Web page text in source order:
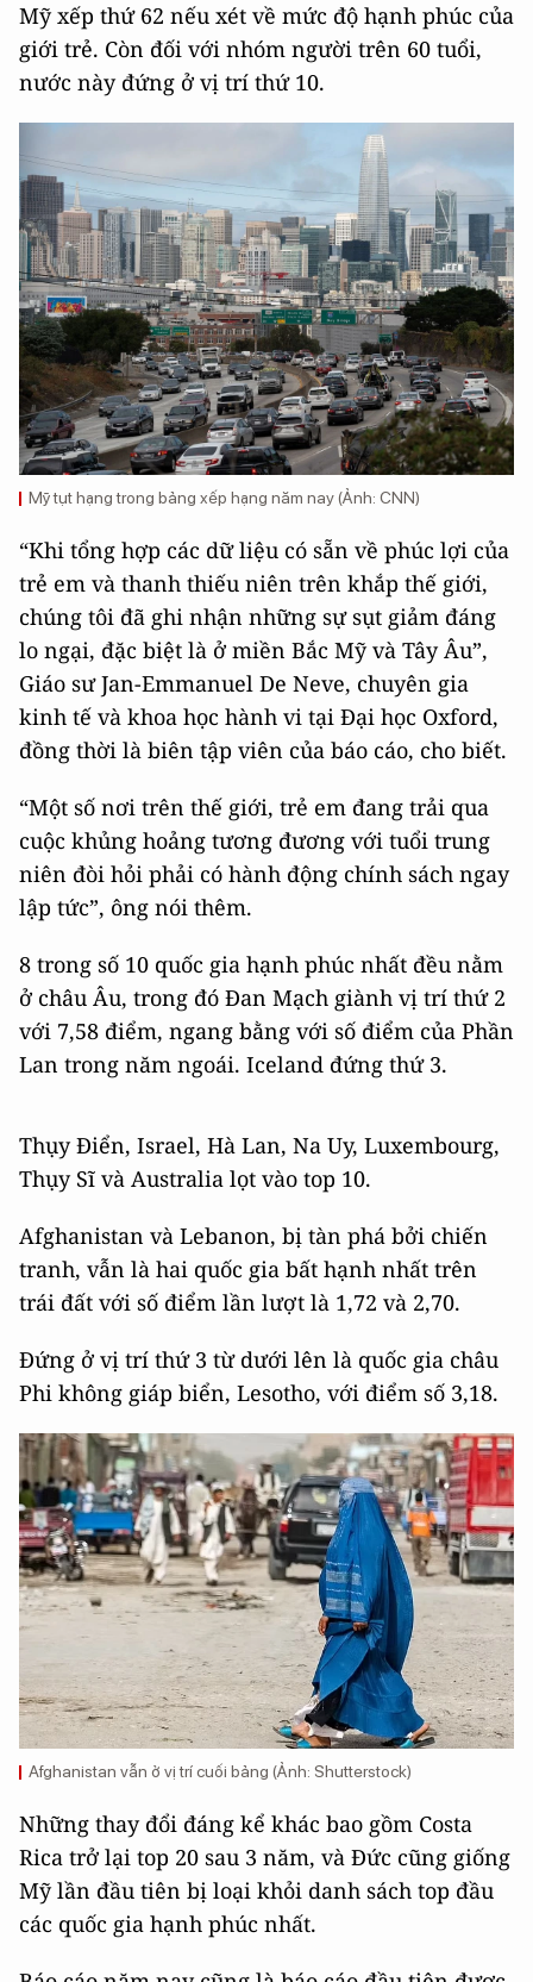
Mỹ xếp thứ 62 nếu xét về mức độ hạnh phúc của
giới trẻ. Còn đối với nhóm người trên 60 tuổi,
nước này đứng ở vị trí thứ 10.
Mỹ tụt hạng trong bảng xếp hạng năm nay (Ảnh: CNN)
“Khi tổng hợp các dữ liệu có sẵn về phúc lợi của
trẻ em và thanh thiếu niên trên khắp thế giới,
chúng tôi đã ghi nhận những sự sụt giảm đáng
lo ngại, đặc biệt là ở miền Bắc Mỹ và Tây Âu”,
Giáo sư Jan-Emmanuel De Neve, chuyên gia
kinh tế và khoa học hành vi tại Đại học Oxford,
đồng thời là biên tập viên của báo cáo, cho biết.
“Một số nơi trên thế giới, trẻ em đang trải qua
cuộc khủng hoảng tương đương với tuổi trung
niên đòi hỏi phải có hành động chính sách ngay
lập tức”, ông nói thêm.
8 trong số 10 quốc gia hạnh phúc nhất đều nằm
ở châu Âu, trong đó Đan Mạch giành vị trí thứ 2
với 7,58 điểm, ngang bằng với số điểm của Phần
Lan trong năm ngoái. Iceland đứng thứ 3.
Thụy Điển, Israel, Hà Lan, Na Uy, Luxembourg,
Thụy Sĩ và Australia lọt vào top 10.
Afghanistan và Lebanon, bị tàn phá bởi chiến
tranh, vẫn là hai quốc gia bất hạnh nhất trên
trái đất với số điểm lần lượt là 1,72 và 2,70.
Đứng ở vị trí thứ 3 từ dưới lên là quốc gia châu
Phi không giáp biển, Lesotho, với điểm số 3,18.
Afghanistan vẫn ở vị trí cuối bảng (Ảnh: Shutterstock)
Những thay đổi đáng kể khác bao gồm Costa
Rica trở lại top 20 sau 3 năm, và Đức cũng giống
Mỹ lần đầu tiên bị loại khỏi danh sách top đầu
các quốc gia hạnh phúc nhất.